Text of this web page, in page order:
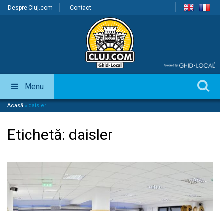
Despre Cluj.com Contact
Menu
Acasă » daisler
Etichetă: daisler